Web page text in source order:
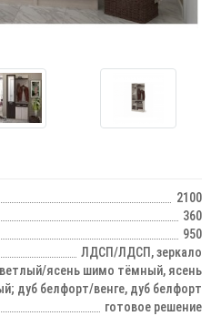
2100
360
950
ЛДСП/ЛДСП, зеркало
ясень шимо тёмный, ясень
дуб белфорт/венге, дуб белфорт
готовое решение